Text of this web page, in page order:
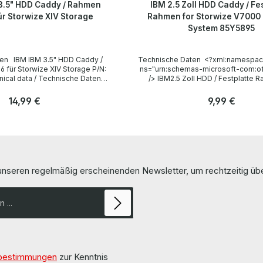
HDD Caddy / Rahmen
Storwize XIV Storage
/
Storwize XIV Storage P/N:
V7000
Regulärer Preis:
14,99 €
IBM 2.5 Zoll HDD Caddy /
Rahmen for Storwize V7000
System 85Y5895
Technische Daten
ns="urn:schemas-microsoft-
/> IBM2.5 Zoll HDD / Festplatte
85Y5895 Technical data /
Manufacturer / Hersteller IBM
System LieferumfangDelivery /
Informationen und Details finden
Regulärer Preis:
9,99 €
regelmäßig erscheinenden Newsletter, um rechtzeitig
zur Kenntnis